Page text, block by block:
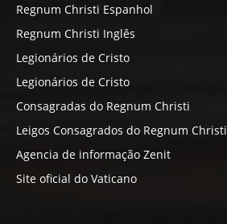
Regnum Christi Espanhol
Regnum Christi Inglês
Legionários de Cristo
Legionários de Cristo
Consagradas do Regnum Christi
Leigos Consagrados do Regnum Christi
Agencia de informação Zenit
Site oficial do Vaticano